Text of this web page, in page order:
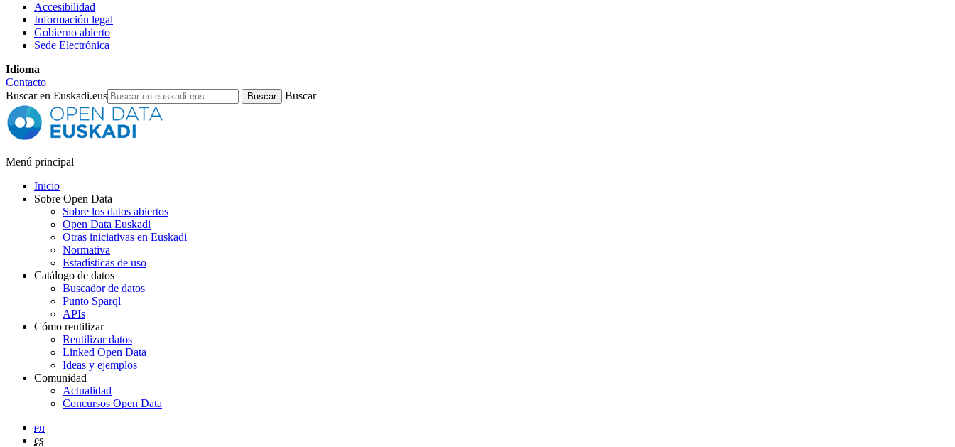
Accesibilidad
Información legal
Gobierno abierto
Sede Electrónica
Idioma
Contacto
Buscar en Euskadi.eus
Buscar
Menú principal
Inicio
Sobre Open Data
Sobre los datos abiertos
Open Data Euskadi
Otras iniciativas en Euskadi
Normativa
Estadísticas de uso
Catálogo de datos
Buscador de datos
Punto Sparql
APIs
Cómo reutilizar
Reutilizar datos
Linked Open Data
Ideas y ejemplos
Comunidad
Actualidad
Concursos Open Data
eu
es